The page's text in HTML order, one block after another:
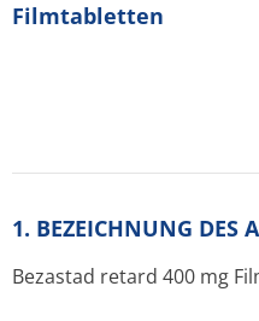
Filmtabletten
1. BEZEICHNUNG DES
Bezastad retard 400 mg